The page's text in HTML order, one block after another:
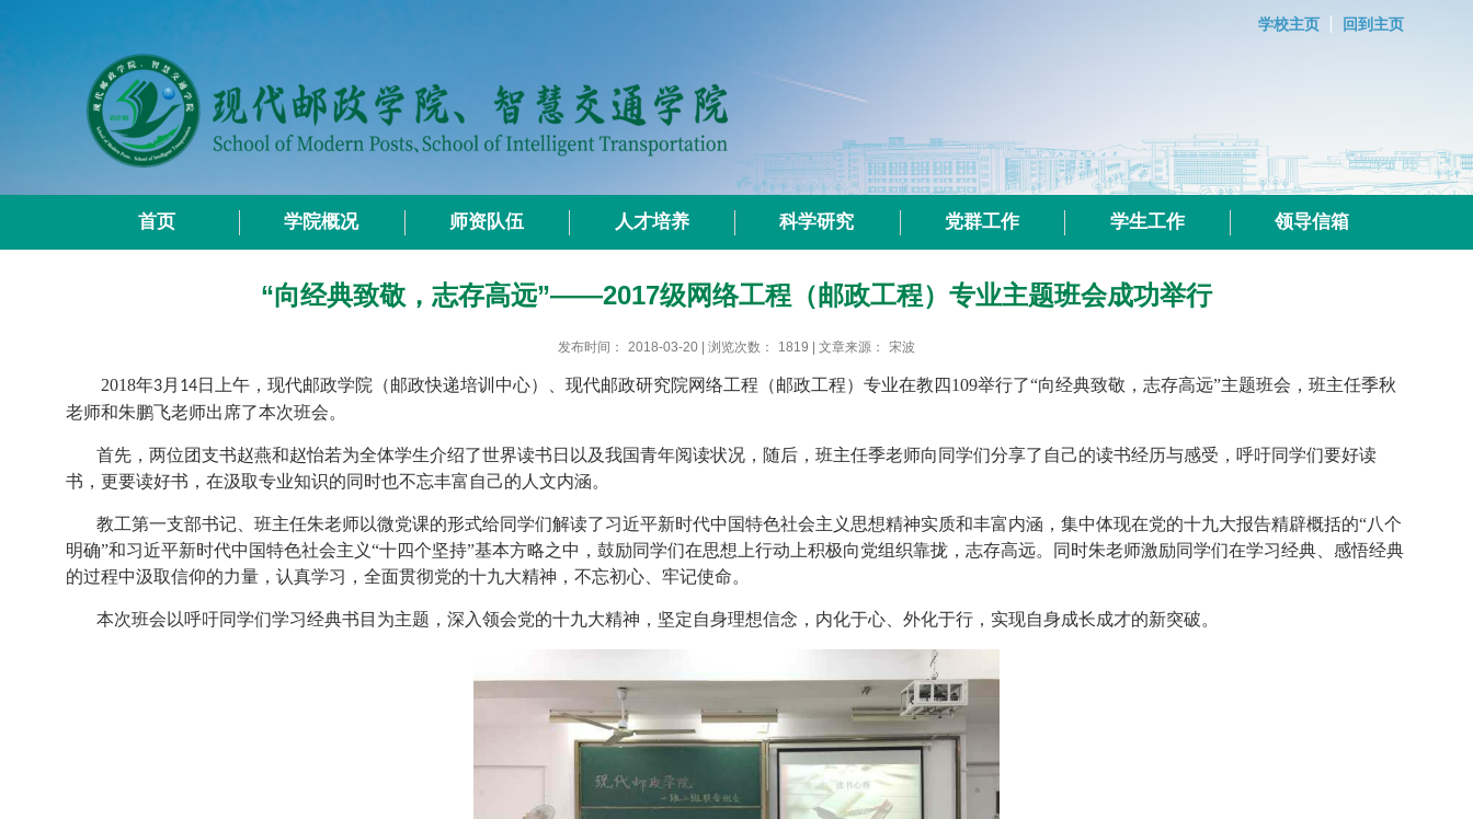
学校主页 回到主页
首页 学院概况 师资队伍 人才培养 科学研究 党群工作 学生工作 领导信箱
“向经典致敬，志存高远”——2017级网络工程（邮政工程）专业主题班会成功举行
发布时间： 2018-03-20 | 浏览次数： 1819 | 文章来源： 宋波
2018年3月 14日上午， 现代邮政学院（邮政快递培训中心）、现代邮政研究院网络工程（邮政工程）专业在教四109举行了“向经典致敬， 志存高远”主题班会，班主任季秋
老师和朱鹏飞老师出席了本次班会。
首先，两位团支书赵燕和赵怡若为全体学生介绍了世界读书日以及我国青年阅读状况，随后，班主任季老师向同学们分享了自己的读书经历与感受，呼吁同学们要好读
书，更要读好书，在汲取专业知识的同时也不忘丰富自己的人文内涵。
教工第一支部书记、 班主任朱老师以微党课的形式给同学们解读了习近平新时代中国特色社会主义思想精神实质和丰富内涵，集中体现在党的十九大报告精辟概括的“八个
明确”和习近平新时代中国特色社会主义“十四个坚持”基本方略之中 ， 鼓励同学们在思想上行动上积极向党组织靠拢，志存高远。同时朱老师激励同学们在学习经典、感悟经典
的过程中汲取信仰的力量，认真学习，全面贯彻党的十九大精神，不忘初心、牢记使命。
本次班会以呼吁同学们学习经典书目为主题，深入领会党的十九大精神，坚定自身理想信念，内化于心、外化于行，实现自身成长成才的新突破。